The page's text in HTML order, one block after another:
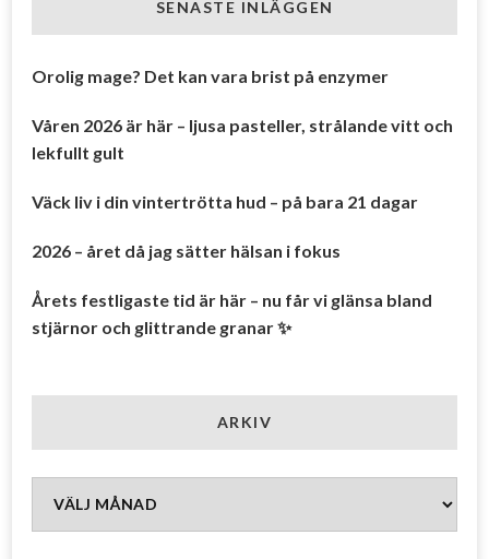
SENASTE INLÄGGEN
Orolig mage? Det kan vara brist på enzymer
Våren 2026 är här – ljusa pasteller, strålande vitt och
lekfullt gult
Väck liv i din vintertrötta hud – på bara 21 dagar
2026 – året då jag sätter hälsan i fokus
Årets festligaste tid är här – nu får vi glänsa bland
stjärnor och glittrande granar ✨
ARKIV
Arkiv